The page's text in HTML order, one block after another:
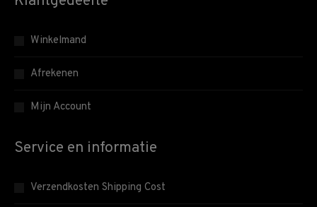
Winkelmand
Afrekenen
Mijn Account
Service en informatie
Verzendkosten Shipping Cost